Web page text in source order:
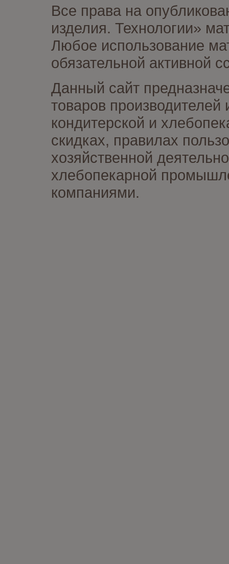
Все права на
изделия. Технологии»
Любое использование
обязательной активной
Данный сайт
товаров
кондитерской и
скидках, правилах
хозяйственной
хлебопекарной
компаниями.